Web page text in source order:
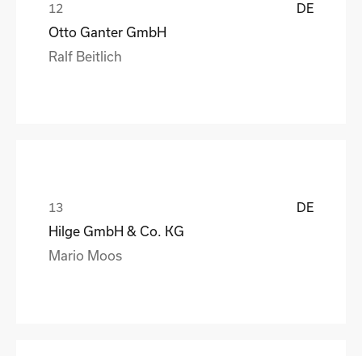
DE
Otto Ganter GmbH
Ralf Beitlich
DE
Hilge GmbH & Co. KG
Mario Moos